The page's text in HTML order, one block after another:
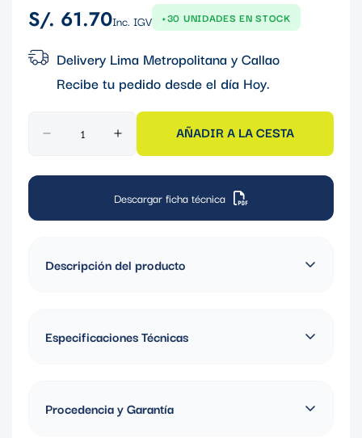
Precio
S/. 61.70Inc. IGV +30 UNIDADES EN STOCK
Delivery Lima Metropolitana y Callao
Recibe tu pedido desde el día Hoy.
AÑADIR A LA CESTA
Descargar ficha técnica
Descripción del producto
Enchufe Industrial
Material de Nylon de Alta
Especificaciones Técnicas
Material: Nylon
Procedencia y Garantía